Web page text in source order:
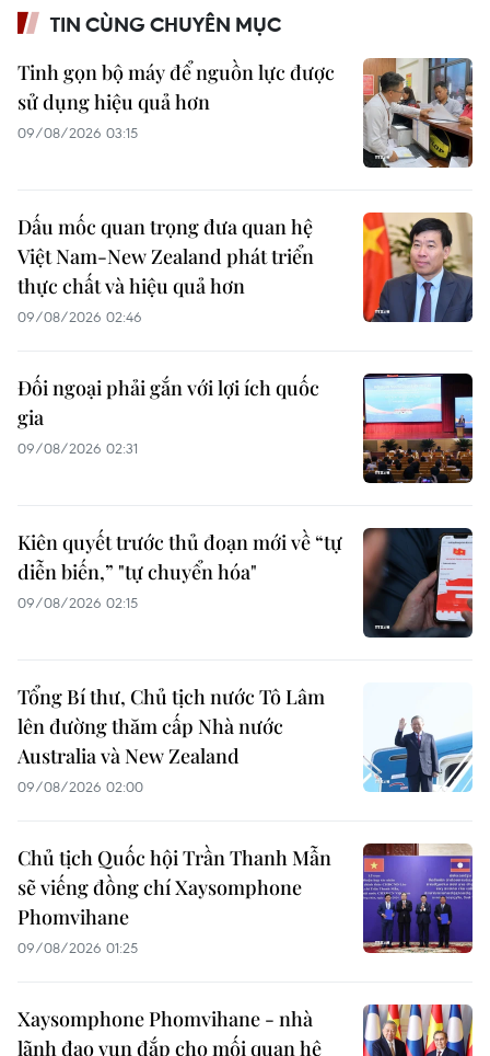
TIN CÙNG CHUYÊN MỤC
Tinh gọn bộ máy để nguồn lực được
sử dụng hiệu quả hơn
09/08/2026 03:15
Dấu mốc quan trọng đưa quan hệ
Việt Nam-New Zealand phát triển
thực chất và hiệu quả hơn
09/08/2026 02:46
Đối ngoại phải gắn với lợi ích quốc
gia
09/08/2026 02:31
Kiên quyết trước thủ đoạn mới về “tự
diễn biến,” "tự chuyển hóa"
09/08/2026 02:15
Tổng Bí thư, Chủ tịch nước Tô Lâm
lên đường thăm cấp Nhà nước
Australia và New Zealand
09/08/2026 02:00
Chủ tịch Quốc hội Trần Thanh Mẫn
sẽ viếng đồng chí Xaysomphone
Phomvihane
09/08/2026 01:25
Xaysomphone Phomvihane - nhà
lãnh đạo vun đắp cho mối quan hệ